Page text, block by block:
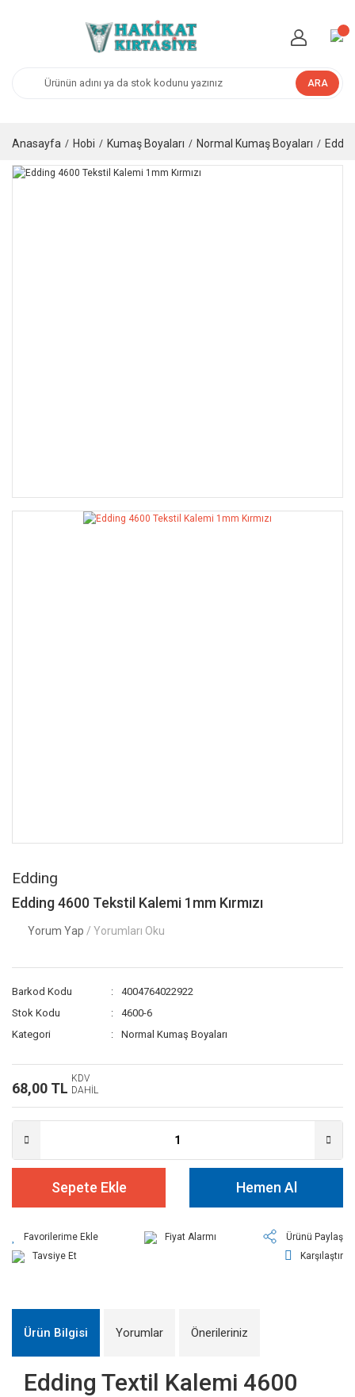
ARA
Anasayfa Hobi Kumaş Boyaları Normal Kumaş Boyaları
Edding
Edding 4600 Tekstil Kalemi 1mm Kırmızı
Yorum Yap / Yorumları Oku
Barkod Kodu
4004764022922
Stok Kodu
4600-6
Kategori
Normal Kumaş Boyaları
68,00 TL
KDV
DAHİL
Sepete Ekle Hemen Al
Fiyat Alarmı
Ürünü Paylaş
Tavsiye Et
Karşılaştır
Ürün Bilgisi Yorumlar Önerileriniz
Edding Textil Kalemi 4600